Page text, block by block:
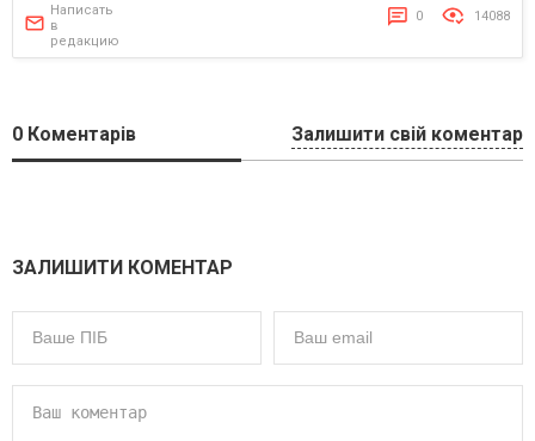
Написать
в
редакцию
0 14088
0 Коментарів Залишити свій коментар
ЗАЛИШИТИ КОМЕНТАР